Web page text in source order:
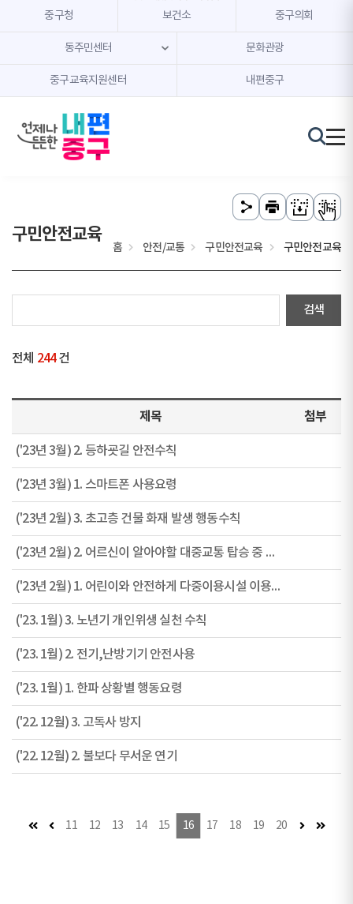
본문 내용 바로가기
주메뉴 바로가기
중구청 보건소 중구의회
동주민센터 문화관광
중구교육지원센터 내편중구
구민안전교육
홈 안전/교통 구민안전교육 구민안전교육
전체 244 건
제목 첨부
('23년 3월) 2. 등하굣길 안전수칙
('23년 3월) 1. 스마트폰 사용요령
('23년 2월) 3. 초고층 건물 화재 발생 행동수칙
('23년 2월) 2. 어르신이 알아야할 대중교통 탑승 중 안전수칙
('23년 2월) 1. 어린이와 안전하게 다중이용시설 이용하기
('23. 1월) 3. 노년기 개인위생 실천 수칙
('23. 1월) 2. 전기,난방기기 안전사용
('23. 1월) 1. 한파 상황별 행동요령
('22. 12월) 3. 고독사 방지
('22. 12월) 2. 불보다 무서운 연기
첫 페이지
이전 페이지
11 12 13 14 15 16 17 18 19 20 다음 페이지
마지